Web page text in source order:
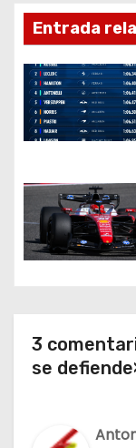
o
k
v
e
g
a
ó
e
Entrada
3
se